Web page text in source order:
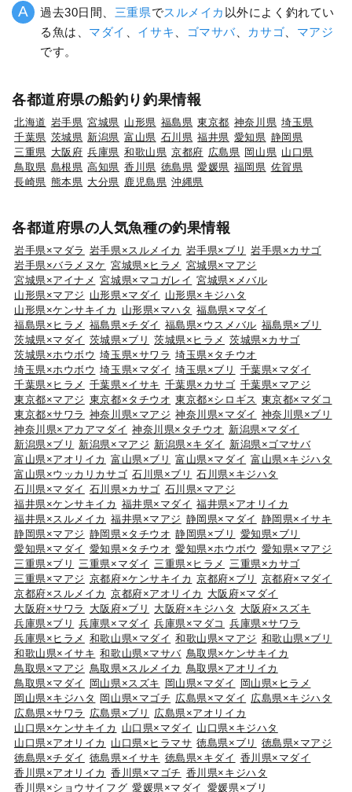
過去30日間、 三重県でスルメイカ 以外によく釣れてい
る魚は、 マダイ イサキ ゴマサバ、 カサゴ
マアジ
です。
各都道府県の船釣り釣果情報
北海道 岩手県 宮城県 山形県 福島県 東京都 神奈川県 埼玉県
千葉県 茨城県 新潟県 富山県 石川県 福井県 愛知県 静岡県
三重県 大阪府 兵庫県 和歌山県 京都府 広島県 岡山県 山口県
鳥取県 島根県 高知県 香川県 徳島県 愛媛県 福岡県 佐賀県
長崎県 熊本県 大分県 鹿児島県 沖縄県
各都道府県の人気魚種の釣果情報
岩手県×マダラ 岩手県×スルメイカ 岩手県×ブリ
岩手県×カサゴ
岩手県×バラメヌケ 宮城県×ヒラメ 宮城県×マアジ
宮城県×アイナメ 宮城県×マコガレイ 宮城県×メバル
山形県×マアジ 山形県×マダイ
山形県×キジハタ
山形県×ケンサキイカ
山形県×マハタ 福島県×マダイ
福島県×ヒラメ 福島県×チダイ 福島県×ウスメバル 福島県×ブリ
茨城県×マダイ 茨城県×ブリ 茨城県×ヒラメ
茨城県×カサゴ
茨城県×ホウボウ 埼玉県×サワラ 埼玉県×タチウオ
埼玉県×ホウボウ 埼玉県×マダイ 埼玉県×ブリ
千葉県×マダイ
千葉県×ヒラメ 千葉県×イサキ 千葉県×カサゴ 千葉県×マアジ
東京都×マアジ 東京都×タチウオ 東京都×シロギス 東京都×マダコ
東京都×サワラ 神奈川県×マアジ 神奈川県×マダイ 神奈川県×ブリ
神奈川県×アカアマダイ 神奈川県×タチウオ 新潟県×マダイ
新潟県×ブリ
新潟県×マアジ 新潟県×キダイ
新潟県×ゴマサバ
富山県×アオリイカ 富山県×ブリ 富山県×マダイ 富山県×キジハタ
富山県×ウッカリカサゴ 石川県×ブリ
石川県×キジハタ
石川県×マダイ 石川県×カサゴ 石川県×マアジ
福井県×ケンサキイカ 福井県×マダイ 福井県×アオリイカ
福井県×スルメイカ 福井県×マアジ 静岡県×マダイ 静岡県×イサキ
静岡県×マアジ 静岡県×タチウオ 静岡県×ブリ
愛知県×ブリ
愛知県×マダイ 愛知県×タチウオ 愛知県×ホウボウ 愛知県×マアジ
三重県×ブリ
三重県×マダイ 三重県×ヒラメ
三重県×カサゴ
三重県×マアジ 京都府×ケンサキイカ 京都府×ブリ
京都府×マダイ
京都府×スルメイカ 京都府×アオリイカ
大阪府×マダイ
大阪府×サワラ
大阪府×ブリ 大阪府×キジハタ
大阪府×スズキ
兵庫県×ブリ
兵庫県×マダイ 兵庫県×マダコ
兵庫県×サワラ
兵庫県×ヒラメ 和歌山県×マダイ 和歌山県×マアジ 和歌山県×ブリ
和歌山県×イサキ 和歌山県×マサバ 鳥取県×ケンサキイカ
鳥取県×マアジ 鳥取県×スルメイカ
鳥取県×アオリイカ
鳥取県×マダイ
岡山県×スズキ 岡山県×マダイ
岡山県×ヒラメ
岡山県×キジハタ
岡山県×マゴチ 広島県×マダイ 広島県×キジハタ
広島県×サワラ
広島県×ブリ
広島県×アオリイカ
山口県×ケンサキイカ
山口県×マダイ 山口県×キジハタ
山口県×アオリイカ
山口県×ヒラマサ 徳島県×ブリ
徳島県×マアジ
徳島県×チダイ 徳島県×イサキ 徳島県×キダイ 香川県×マダイ
香川県×アオリイカ 香川県×マゴチ 香川県×キジハタ
香川県×ショウサイフグ 愛媛県×マダイ 愛媛県×ブリ